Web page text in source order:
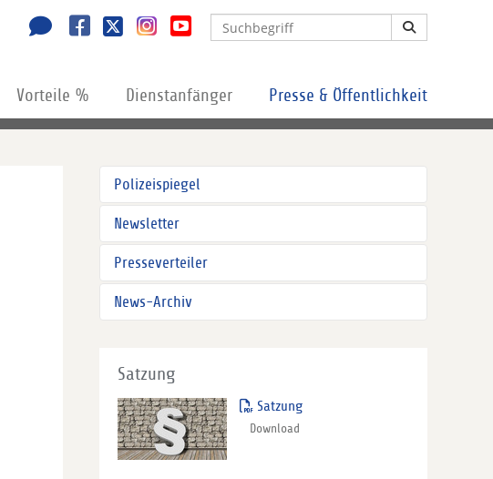
Vorteile % Dienstanfänger Presse & Öffentlichkeit
Polizeispiegel
Newsletter
Presseverteiler
News-Archiv
Satzung
Satzung
Download